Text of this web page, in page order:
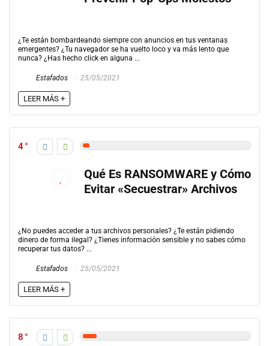
¿Te están bombardeando siempre con anuncios en tus ventanas
emergentes? ¿Tu navegador se ha vuelto loco y va más lento que
nunca? ¿Has hecho click en alguna ...
Estafados 25/05/2021
LEER MÁS +
4
Qué Es RANSOMWARE y Cómo
Evitar «Secuestrar» Archivos
¿No puedes acceder a tus archivos personales? ¿Te están pidiendo
dinero de forma ilegal? ¿Tienes información sensible y no sabes cómo
recuperar tus datos? ...
Estafados 25/05/2021
LEER MÁS +
8